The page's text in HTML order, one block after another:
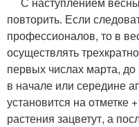
повторить. Если
профессионалов, то в
осуществлять
первых числах марта, до
в начале или середине
установится на отметке
растения зацветут, а